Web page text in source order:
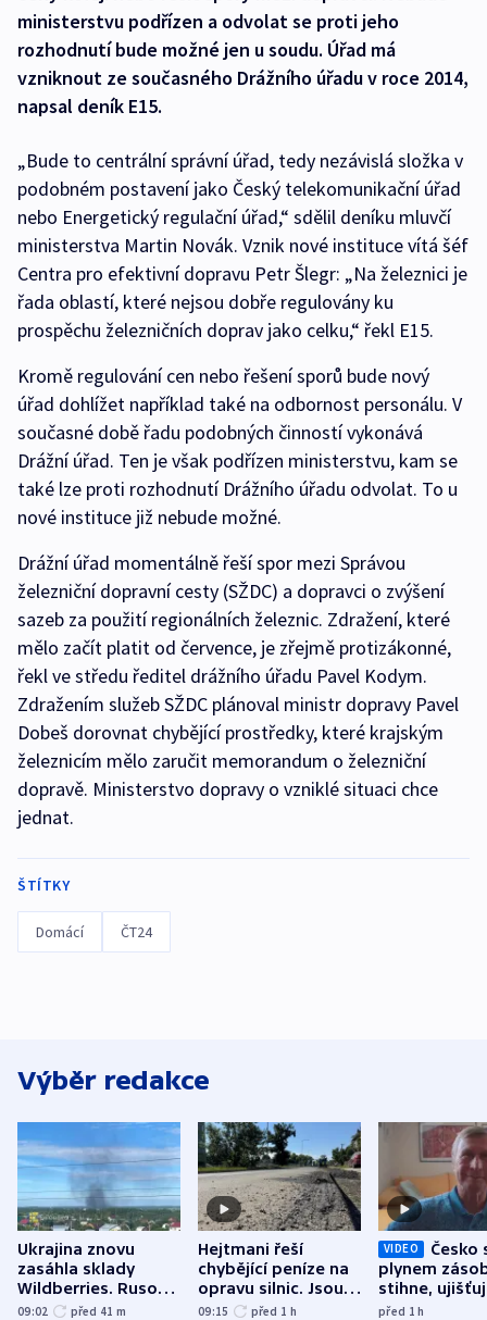
ministerstvu podřízen a odvolat se proti jeho
rozhodnutí bude možné jen u soudu. Úřad má
vzniknout ze současného Drážního úřadu v roce 2014,
napsal deník E15.
„Bude to centrální správní úřad, tedy nezávislá složka v
podobném postavení jako Český telekomunikační úřad
nebo Energetický regulační úřad,“ sdělil deníku mluvčí
ministerstva Martin Novák. Vznik nové instituce vítá šéf
Centra pro efektivní dopravu Petr Šlegr: „Na železnici je
řada oblastí, které nejsou dobře regulovány ku
prospěchu železničních doprav jako celku,“ řekl E15.
Kromě regulování cen nebo řešení sporů bude nový
úřad dohlížet například také na odbornost personálu. V
současné době řadu podobných činností vykonává
Drážní úřad. Ten je však podřízen ministerstvu, kam se
také lze proti rozhodnutí Drážního úřadu odvolat. To u
nové instituce již nebude možné.
Drážní úřad momentálně řeší spor mezi Správou
železniční dopravní cesty (SŽDC) a dopravci o zvýšení
sazeb za použití regionálních železnic. Zdražení, které
mělo začít platit od července, je zřejmě protizákonné,
řekl ve středu ředitel drážního úřadu Pavel Kodym.
Zdražením služeb SŽDC plánoval ministr dopravy Pavel
Dobeš dorovnat chybějící prostředky, které krajským
železnicím mělo zaručit memorandum o železniční
dopravě. Ministerstvo dopravy o vzniklé situaci chce
jednat.
ŠTÍTKY
Domácí ČT24
Výběr redakce
Ukrajina znovu
zasáhla sklady
Wildberries. Rusové
útočili v Charkovské
09:02 před 41 m
Hejtmani řeší
chybějící peníze na
opravu silnic. Jsou
nenárokové, namítá
09:15 před 1 h
VIDEO
Česko
plynem
stihne,
expert.
před 1h